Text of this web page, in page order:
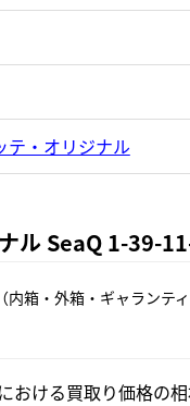
テ・オリジナル
ル SeaQ 1-39-
箱・外箱・ギャランティ
おける買取り価格の